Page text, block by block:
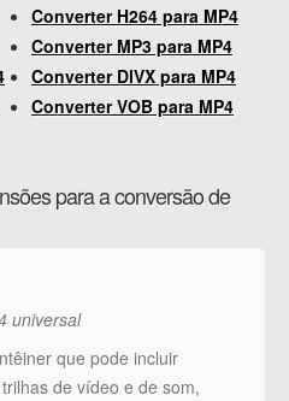
Converter H264 para MP4
Converter MP3 para MP4
Converter DIVX para MP4
Converter VOB para MP4
para a conversão de
universal
que pode incluir
de vídeo e de som,